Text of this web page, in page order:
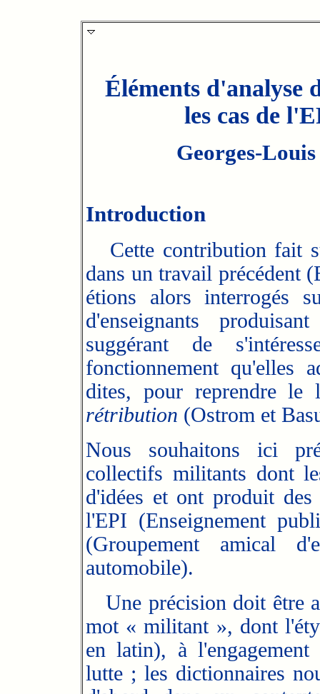
Éléments d'analyse
les cas de
Georges-
Introduction
Cette contribution fait
dans un travail précédent
étions alors interrogés
d'enseignants
suggérant de
fonctionnement qu'elles
dites, pour reprendre le
rétribution (Ostrom et
Nous souhaitons ici
collectifs militants dont
d'idées et ont produit des
l'EPI (Enseignement
(Groupement amical
automobile).
Une précision doit être
mot « militant », dont
en latin), à
lutte ; les dictionnaires